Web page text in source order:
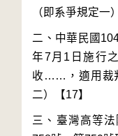
二、中華民國
年7月1日施行
收……，適用裁
三、臺灣高等